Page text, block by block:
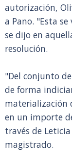
autorización,
a Pano. "Esta
se dijo en
resolución.
"Del conjunto
de forma
materialización
en un importe
través de
magistrado.